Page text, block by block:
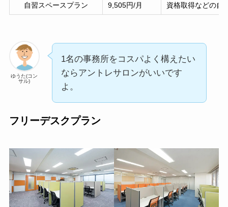
自習スペースプラン 9,505円/月 資格取得などの自
ゆうた(コン
サル)
1名の事務所をコスパよく構えたい
ならアントレサロンがいいです
よ。
フリーデスクプラン